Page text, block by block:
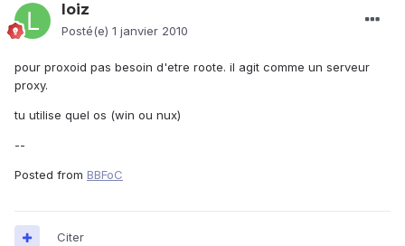
loiz
Posté(e) 1 janvier 2010
pour proxoid pas besoin d'etre roote. il agit comme un serveur
proxy.
tu utilise quel os (win ou nux)
--
Posted from BBFoC
Citer